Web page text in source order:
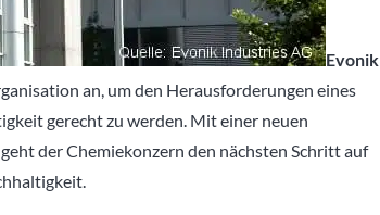
Evonik
an, um den Herausforderungen eines
gerecht zu werden. Mit einer neuen
der Chemiekonzern den nächsten Schritt auf